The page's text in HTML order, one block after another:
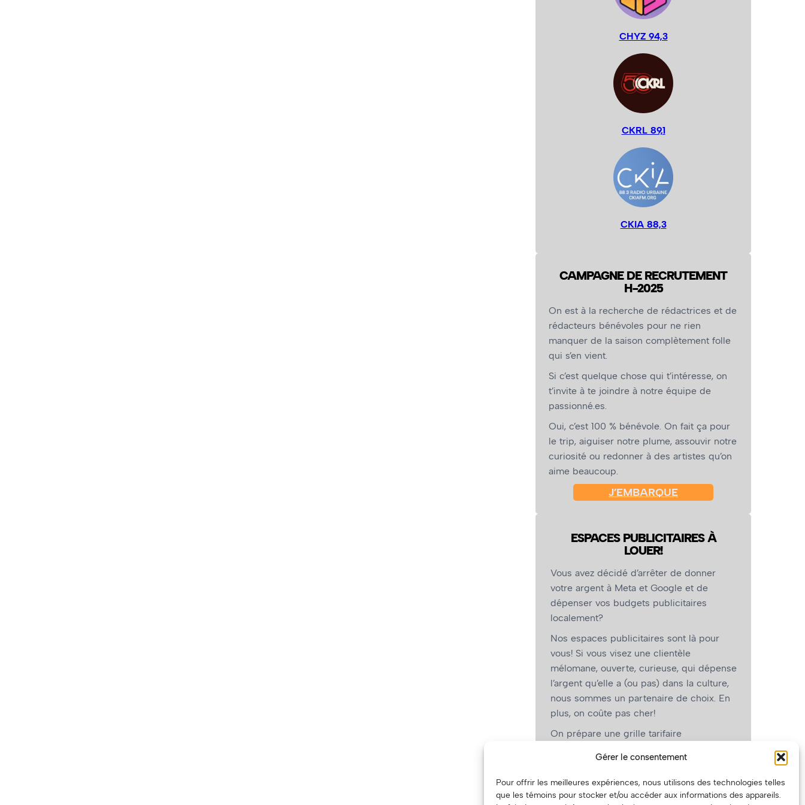
Gérer le consentement
Pour offrir les meilleures expériences, nous utilisons des technologies telles
que les témoins pour stocker et/ou accéder aux informations des appareils.
CHYZ 94,3
CKRL 89,1
CKIA 88,3
CAMPAGNE DE RECRUTEMENT
H-2025
On est à la recherche de rédactrices et de
rédacteurs bénévoles pour ne rien
manquer de la saison complètement folle
qui s’en vient.
Si c’est quelque chose qui t’intéresse, on
t’invite à te joindre à notre équipe de
passionné.es.
Oui, c’est 100 % bénévole. On fait ça pour
le trip, aiguiser notre plume, assouvir notre
curiosité ou redonner à des artistes qu’on
aime beaucoup.
J’EMBARQUE
ESPACES PUBLICITAIRES À
LOUER!
Vous avez décidé d’arrêter de donner
votre argent à Meta et Google et de
dépenser vos budgets publicitaires
localement?
Nos espaces publicitaires sont là pour
vous! Si vous visez une clientèle
mélomane, ouverte, curieuse, qui dépense
l’argent qu’elle a (ou pas) dans la culture,
nous sommes un partenaire de choix. En
plus, on coûte pas cher!
On prépare une grille tarifaire
vous, les artistes!)